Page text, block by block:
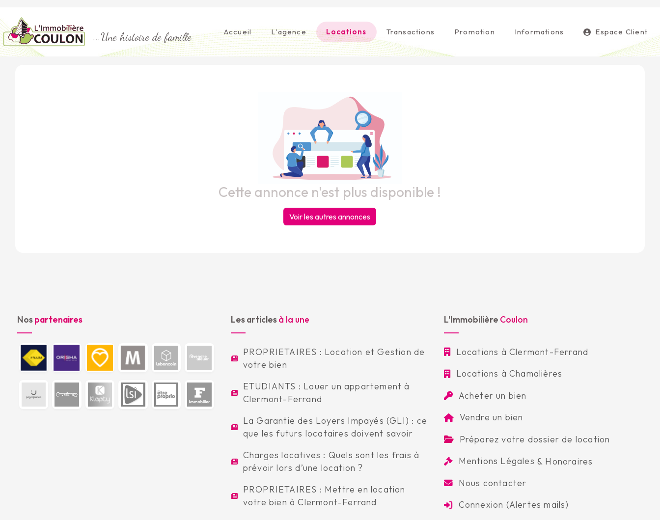
...Une histoire de famille Accueil L'agence Locations Transactions Promotion Informations Espace Client
Cette annonce n'est plus disponible !
Voir les autres annonces
Nospartenaires Les articlesà la une
PROPRIETAIRES : Location et Gestion de
votre bien
ETUDIANTS : Louer un appartement à
Clermont-Ferrand
La Garantie des Loyers Impayés (GLI) : ce
que les futurs locataires doivent savoir
Charges locatives : Quels sont les frais à
prévoir lors d’une location ?
PROPRIETAIRES : Mettre en location
votre bien à Clermont-Ferrand
L'Immobilière Coulon
Locations à Clermont-Ferrand
Locations à Chamalières
Acheter un bien
Vendre un bien
Préparez votre dossier de location
Mentions Légales & Honoraires
Nous contacter
Connexion (Alertes mails)